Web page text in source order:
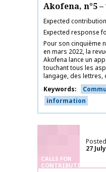
Akofena, n°5
Expected
Expected response
Pour son cinquième
en mars 2022, la
Akofena lance un
touchant tous les
langage, des lettres,
Keywords
information
CALLS FOR
CONTRIBUTIONS
27